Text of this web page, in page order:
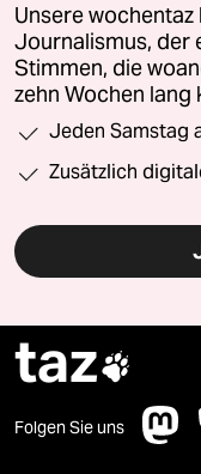
Unsere
Journalismus, der
Stimmen, die
zehn Wochen lang
Jeden Samstag
Zusätzlich
taz
Folgen Sie uns